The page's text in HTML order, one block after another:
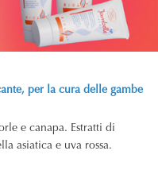
per la cura delle gambe
e canapa. Estratti di
asiatica e uva rossa.